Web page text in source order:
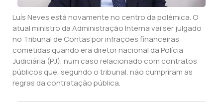
Luís Neves está novamente no centro da polémica. O
atual ministro da Administração Interna vai ser julgado
no Tribunal de Contas por infrações financeiras
cometidas quando era diretor nacional da Polícia
Judiciária (PJ), num caso relacionado com contratos
públicos que, segundo o tribunal, não cumpriram as
regras da contratação pública.